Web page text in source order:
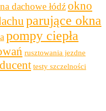
dachowe łódźokno
parujące okna
pompy ciepła
rusztowania jezdne
testy szczelności